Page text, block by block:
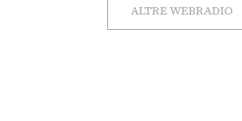
ALTRE WEBRADIO